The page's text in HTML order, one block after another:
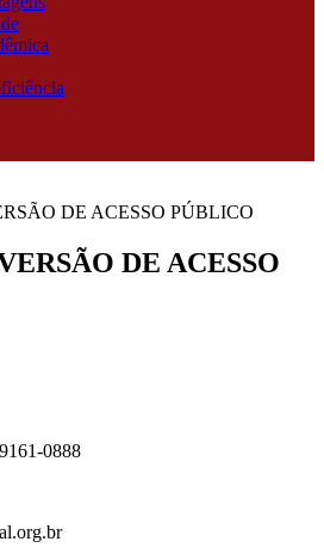
DE ACESSO PÚBLICO
DE ACESSO
0888